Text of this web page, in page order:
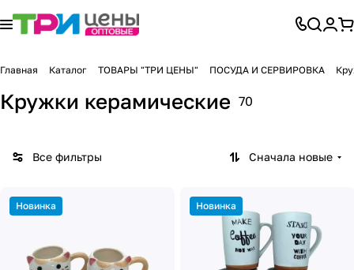
Главная Каталог ТОВАРЫ "ТРИ ЦЕНЫ" ПОСУДА И СЕРВИРОВКА
Кружки керамические 70
Все фильтры Сначала новые
Новинка Новинка